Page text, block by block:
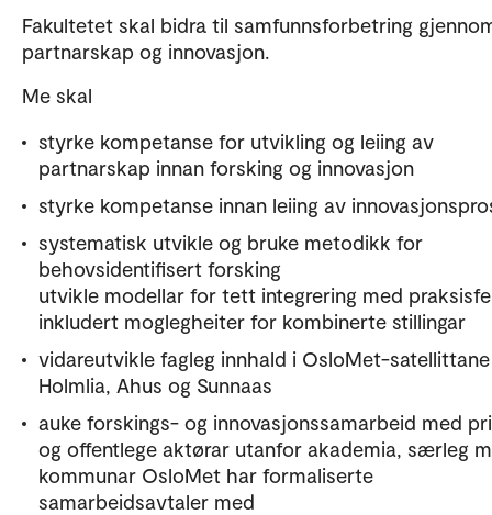
Fakultetet skal bidra til samfunnsforbetring
partnarskap og innovasjon.
Me skal
styrke kompetanse for utvikling og leiing av
partnarskap innan forsking og innovasjon
styrke kompetanse innan leiing av
systematisk utvikle og bruke metodikk for
behovsidentifisert forsking
utvikle modellar for tett integrering med
inkludert moglegheiter for kombinerte stillingar
vidareutvikle fagleg innhald i OsloMet-
Holmlia, Ahus og Sunnaas
auke forskings- og innovasjonssamarbeid med
og offentlege aktørar utanfor akademia, særleg
kommunar OsloMet har formaliserte
samarbeidsavtaler med